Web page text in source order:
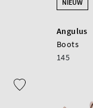
NIEUW
Angulus
Boots
145